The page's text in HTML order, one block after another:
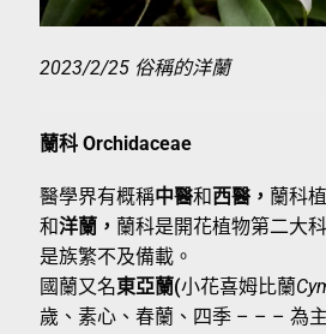
2023/2/25 俗稱的洋蘭
蘭科 Orchidaceae
醫學界有概稱中醫和西醫， 蘭科
和洋蘭， 蘭科是開花植物第二大
是族繁不及備載。
國蘭又名東亞蘭(小花喜姆比蘭
歲、素心、春蘭、四季 – – – 為